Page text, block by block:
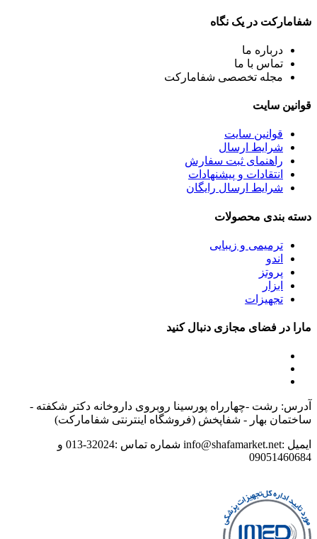
شفامارکت در یک نگاه
درباره ما
تماس با ما
مجله تخصصی شفامارکت
قوانین سایت
قوانین سایت
شرایط ارسال
راهنمای ثبت سفارش
انتقادات و پیشنهادات
شرایط ارسال رایگان
دسته بندی محصولات
ترمیمی و زیبایی
اندو
پروتز
ابزار
تجهیزات
مارا در فضای مجازی دنبال کنید
آدرس: رشت -چهارراه پورسینا روبروی داروخانه دکتر شکفته -
ساختمان بهار - شفاپخش (فروشگاه اینترنتی شفامارکت)
ایمیل :info@shafamarket.net شماره تماس :32024-013 و
09051460684